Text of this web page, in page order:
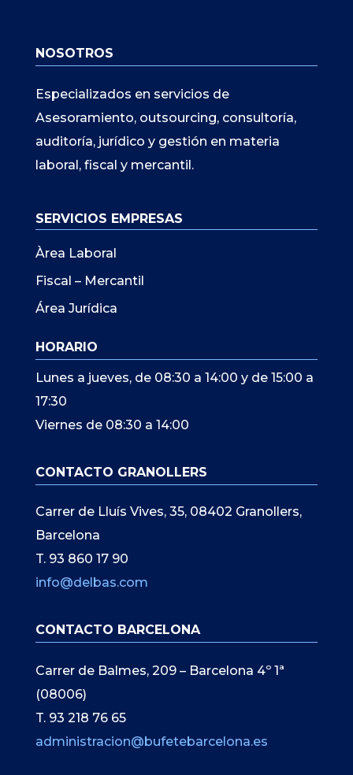
NOSOTROS
Especializados en servicios de
Asesoramiento, outsourcing, consultoría,
auditoría, jurídico y gestión en materia
laboral, fiscal y mercantil.
SERVICIOS EMPRESAS
Àrea Laboral
Fiscal – Mercantil
Área Jurídica
HORARIO
Lunes a jueves, de 08:30 a 14:00 y de 15:00 a
17:30
Viernes de 08:30 a 14:00
CONTACTO GRANOLLERS
Carrer de Lluís Vives, 35, 08402 Granollers,
Barcelona
T. 93 860 17 90
info@delbas.com
CONTACTO BARCELONA
Carrer de Balmes, 209 – Barcelona 4º 1ª
(08006)
T. 93 218 76 65
administracion@bufetebarcelona.es